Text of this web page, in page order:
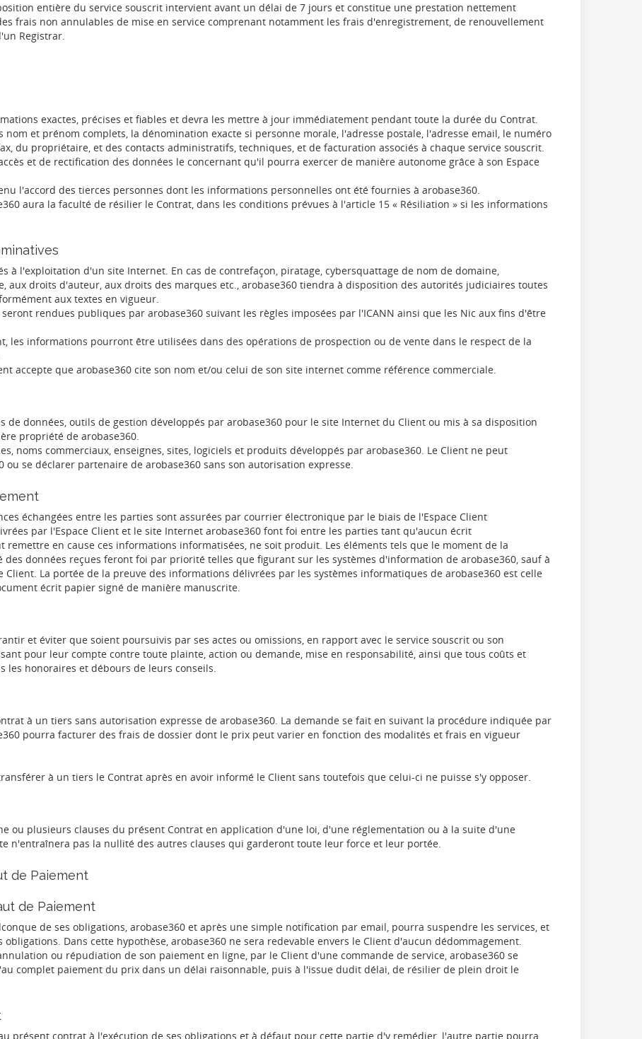
entière du service souscrit intervient avant un délai de 7 jours et constitue une prestation nettement
frais non annulables de mise en service comprenant notamment les frais d'enregistrement, de renouvellement
Registrar.
exactes, précises et fiables et devra les mettre à jour immédiatement pendant toute la durée du Contrat.
et prénom complets, la dénomination exacte si personne morale, l'adresse postale, l'adresse email, le numéro
du propriétaire, et des contacts administratifs, techniques, et de facturation associés à chaque service souscrit.
et de rectification des données le concernant qu'il pourra exercer de manière autonome grâce à son Espace
l'accord des tierces personnes dont les informations personnelles ont été fournies à arobase360.
aura la faculté de résilier le Contrat, dans les conditions prévues à l'article 15 « Résiliation » si les informations
à l'exploitation d'un site Internet. En cas de contrefaçon, piratage, cybersquattage de nom de domaine,
aux droits d'auteur, aux droits des marques etc., arobase360 tiendra à disposition des autorités judiciaires toutes
aux textes en vigueur.
rendues publiques par arobase360 suivant les règles imposées par l'ICANN ainsi que les Nic aux fins d'être
les informations pourront être utilisées dans des opérations de prospection ou de vente dans le respect de la
accepte que arobase360 cite son nom et/ou celui de son site internet comme référence commerciale.
de données, outils de gestion développés par arobase360 pour le site Internet du Client ou mis à sa disposition
propriété de arobase360.
noms commerciaux, enseignes, sites, logiciels et produits développés par arobase360. Le Client ne peut
se déclarer partenaire de arobase360 sans son autorisation expresse.
échangées entre les parties sont assurées par courrier électronique par le biais de l'Espace Client
par l'Espace Client et le site Internet arobase360 font foi entre les parties tant qu'aucun écrit
en cause ces informations informatisées, ne soit produit. Les éléments tels que le moment de la
données reçues feront foi par priorité telles que figurant sur les systèmes d'information de arobase360, sauf à
La portée de la preuve des informations délivrées par les systèmes informatiques de arobase360 est celle
écrit papier signé de manière manuscrite.
et éviter que soient poursuivis par ses actes ou omissions, en rapport avec le service souscrit ou son
pour leur compte contre toute plainte, action ou demande, mise en responsabilité, ainsi que tous coûts et
honoraires et débours de leurs conseils.
à un tiers sans autorisation expresse de arobase360. La demande se fait en suivant la procédure indiquée par
pourra facturer des frais de dossier dont le prix peut varier en fonction des modalités et frais en vigueur
à un tiers le Contrat après en avoir informé le Client sans toutefois que celui-ci ne puisse s'y opposer.
ou plusieurs clauses du présent Contrat en application d'une loi, d'une réglementation ou à la suite d'une
n'entraînera pas la nullité des autres clauses qui garderont toute leur force et leur portée.
de Paiement
de Paiement
de ses obligations, arobase360 et après une simple notification par email, pourra suspendre les services, et
Dans cette hypothèse, arobase360 ne sera redevable envers le Client d'aucun dédommagement.
ou répudiation de son paiement en ligne, par le Client d'une commande de service, arobase360 se
complet paiement du prix dans un délai raisonnable, puis à l'issue dudit délai, de résilier de plein droit le
présent contrat à l'exécution de ses obligations et à défaut pour cette partie d'y remédier, l'autre partie pourra